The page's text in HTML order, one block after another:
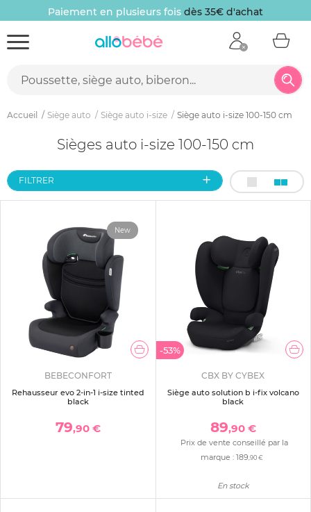
Paiement en plusieurs fois dès 35€ d'achat
Accueil Siège auto Siège auto i-size Siège auto i-size 100-150 cm
Sièges auto i-size 100-150 cm
FILTRER
New
BEBECONFORT
Rehausseur evo 2-in-1 i-size tinted
black
79,90 €
-53%
CBX BY CYBEX
Siège auto solution b i-fix volcano
black
89,90 €
Prix de vente conseillé par la
marque : 189 ,90 €
En stock